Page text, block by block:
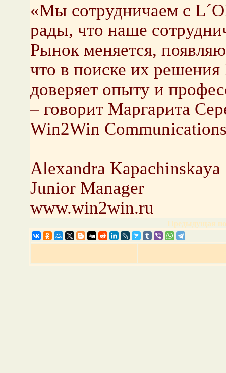
«Мы сотрудничаем с
рады, что наше
Рынок меняется,
что в поиске их
доверяет опыту и
– говорит Маргарита
Win2Win
Alexandra Kapachinskaya
Junior Manager
www.win2win.ru
Предыдущая